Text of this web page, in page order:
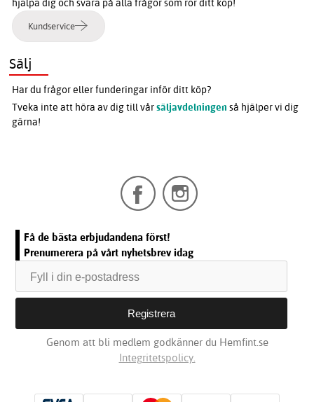
hjälpa dig och svara på alla frågor som rör ditt köp!
Kundservice
Sälj
Har du frågor eller funderingar inför ditt köp?
Tveka inte att höra av dig till vårsäljavdelningen så hjälper vi dig
gärna!
Få de bästa erbjudandena först!
Prenumerera på vårt nyhetsbrev idag
Genom att bli medlem godkänner du Hemfint.se
Integritetspolicy.